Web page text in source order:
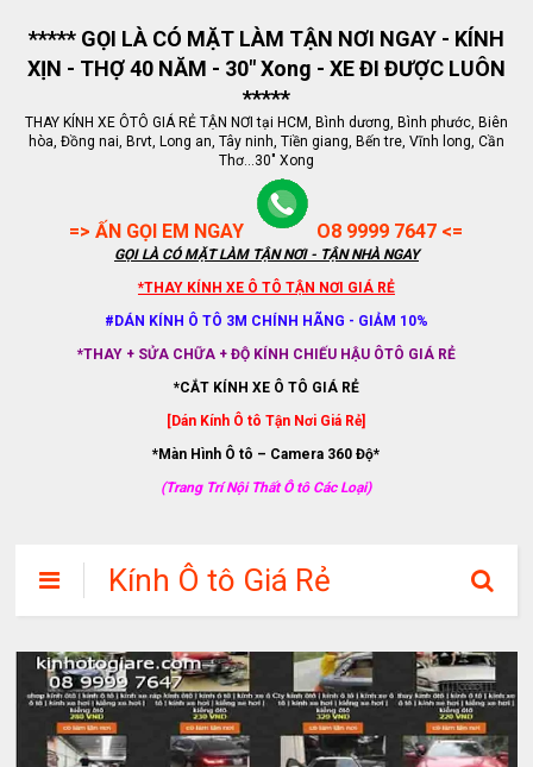
***** GỌI LÀ CÓ MẶT LÀM TẬN NƠI NGAY - KÍNH
XỊN - THỢ 40 NĂM - 30" Xong - XE ĐI ĐƯỢC LUÔN
*****
THAY KÍNH XE ÔTÔ GIÁ RẺ TẬN NƠI tại HCM, Bình dương, Bình phước, Biên
hòa, Đồng nai, Brvt, Long an, Tây ninh, Tiền giang, Bến tre, Vĩnh long, Cần
Thơ...30" Xong
=> ẤN GỌI EM NGAY O8 9999 7647 <=
GỌI LÀ CÓ MẶT LÀM TẬN NƠI - TẬN NHÀ NGAY
*THAY KÍNH XE Ô TÔ TẬN NƠI GIÁ RẺ
#DÁN KÍNH Ô TÔ 3M CHÍNH HÃNG - GIẢM 10%
*THAY + SỬA CHỮA + ĐỘ KÍNH CHIẾU HẬU ÔTÔ GIÁ RẺ
*CẮT KÍNH XE Ô TÔ GIÁ RẺ
[Dán Kính Ô tô Tận Nơi Giá Rẻ]
*Màn Hình Ô tô – Camera 360 Độ*
(Trang Trí Nội Thất Ô tô Các Loại)
Kính Ô tô Giá Rẻ